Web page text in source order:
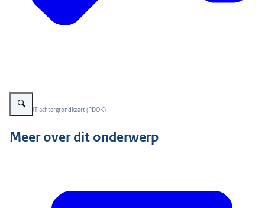
Vergroot afbeelding Kaart uit de Basisregistratie Topografie van
Beeld: BRT achtergrondkaart (PDOK)
Meer over dit onderwerp